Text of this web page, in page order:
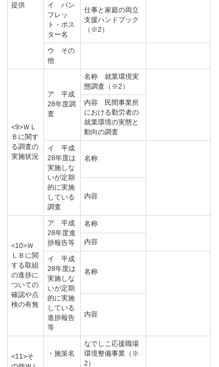
提供
イ パン
フレッ
ト・ポス
ター名
仕事と家庭の両立
支援ハンドブック
（※2）
ウ その
他
<9>ＷＬ
Ｂに関す
る調査の
実施状況
ア 平成
28年度調
査
名称 就業環境実
態調査（※2）
内容 民間事業所
における勤労者の
就業環境の実態と
動向の調査
イ 平成
28年度は
実施しな
いが定期
的に実施
している
調査
名称
内容
<10>Ｗ
ＬＢに関
する取組
の進捗に
ついての
確認や点
検の有無
ア 平成
28年度進
捗報告等
名称
内容
イ 平成
28年度は
実施しな
いが定期
的に実施
している
進捗報告
等
名称
内容
<11>そ
・施策名
なでしこ応援職場
環境整備事業（※
2）